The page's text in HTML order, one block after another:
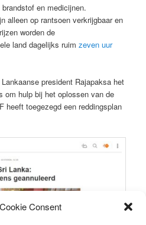
Consent
en medicijnen.
alleen op rantsoen verkrijgbaar en
worden de
land dagelijks ruimzeven uur
president Rajapaksa het
om hulp bij het oplossen van de
heeft toegezegd een reddingsplan